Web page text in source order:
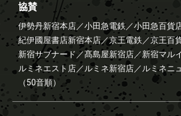
協賛
伊勢丹新宿本店／小田急電鉄／小田急百貨
紀伊國屋書店新宿本店／京王電鉄／京王百
新宿サブナード／髙島屋新宿店／新宿マル
ルミネエスト店／ルミネ新宿店／ ルミネニ
（50音順）